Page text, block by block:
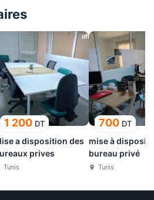
1 200 DT
a disposition des
prives
Tunis
700 DT
mise à
bureau privé
Tunis